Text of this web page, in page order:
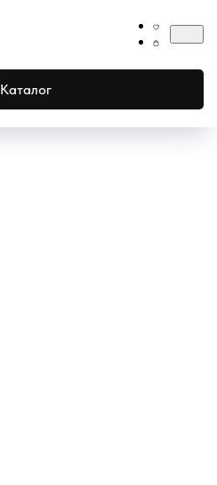
Каталог